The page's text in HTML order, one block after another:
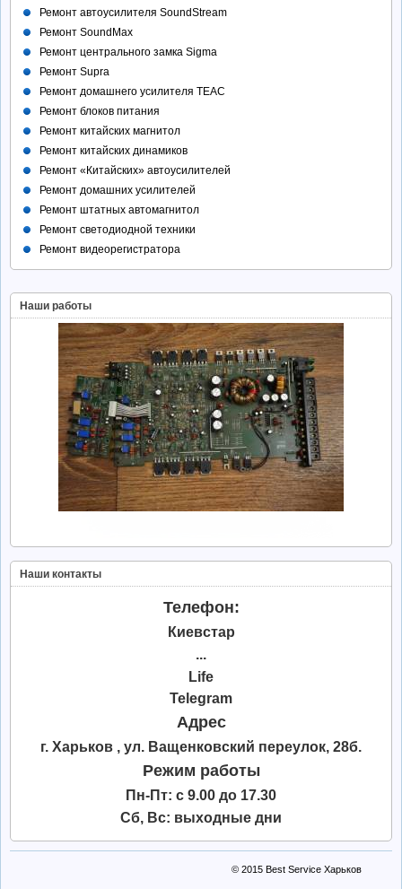
Ремонт автоусилителя SoundStream
Ремонт SoundMax
Ремонт центрального замка Sigma
Ремонт Supra
Ремонт домашнего усилителя TEAC
Ремонт блоков питания
Ремонт китайских магнитол
Ремонт китайских динамиков
Ремонт «Китайских» автоусилителей
Ремонт домашних усилителей
Ремонт штатных автомагнитол
Ремонт светодиодной техники
Ремонт видеорегистратора
Наши работы
Наши контакты
Телефон:
Киевстар
...
Life
Telegram
Адрес
г. Харьков , ул. Ващенковский переулок, 28б.
Режим работы
Пн-Пт: с 9.00 до 17.30
Сб, Вс: выходные дни
© 2015 Best Service Харьков